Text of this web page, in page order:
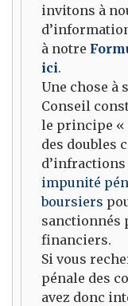
invitons à
à notre
ici.
Une chose à
Conseil
le principe «
des doubles
d’infractions
impunité
boursiers
sanctionnés
financiers.
Si vous
pénale des
avez donc